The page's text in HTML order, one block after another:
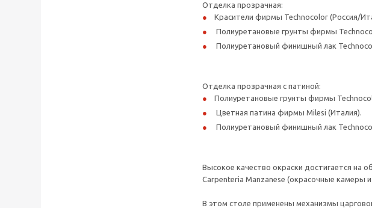
Отделка прозрачная:
Красители фирмы Technocolor (Россия/
Полиуретановые грунты фирмы
Полиуретановый финишный лак
Отделка прозрачная с патиной:
Полиуретановые грунты фирмы
Цветная патина фирмы Milesi (Италия).
Полиуретановый финишный лак
Высокое качество окраски достигается на
Carpenteria Manzanese (окрасочные камеры
В этом столе применены механизмы